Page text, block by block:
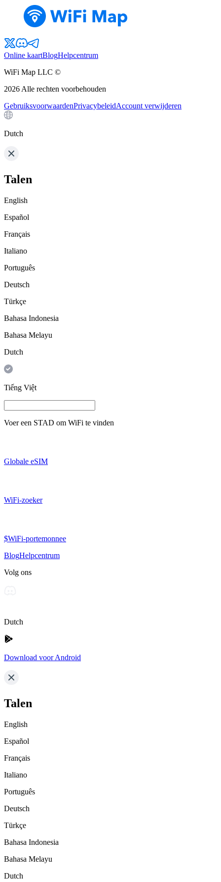
Online kaartBlogHelpcentrum
WiFi Map LLC ©
2026 Alle rechten voorbehouden
GebruiksvoorwaardenPrivacybeleidAccount verwijderen
Dutch
Talen
English
Español
Français
Italiano
Português
Deutsch
Türkçe
Bahasa Indonesia
Bahasa Melayu
Dutch
Tiếng Việt
Voer een STAD om WiFi te vinden
Globale eSIM
WiFi-zoeker
$WiFi-portemonnee
BlogHelpcentrum
Volg ons
Dutch
Download voor Android
Talen
English
Español
Français
Italiano
Português
Deutsch
Türkçe
Bahasa Indonesia
Bahasa Melayu
Dutch